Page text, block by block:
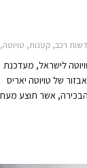
קטנות, טויוטה, טויוטה יאריס
טויוטה לישראל, מעדכנת
של טויוטה יאריס
הבכירה, אשר תוצע
מערכת מולטימדיה